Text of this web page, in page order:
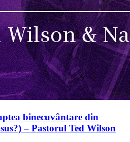
binecuvântare din
– Pastorul Ted Wilson